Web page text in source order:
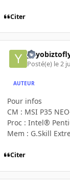
Citer
Posté(e) le 2
AUTEUR
Pour infos
CM : MSI P35
Proc : Intel®
Mem : G.Skill
Citer